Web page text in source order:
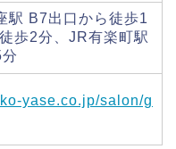
駅 B7出口から徒歩1
歩2分、JR有楽町駅
yase.co.jp/salon/g